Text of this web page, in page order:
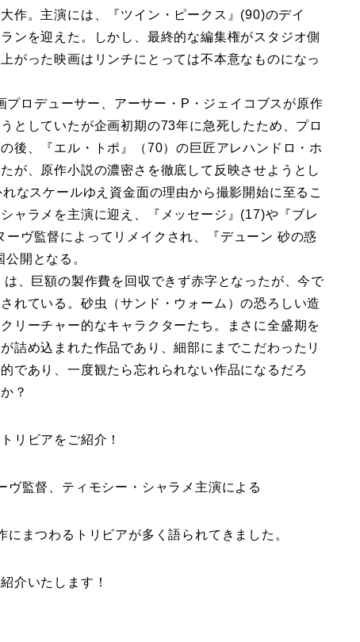
作。主演には、『ツイン・ピークス』(90)のデイ
ンを迎えた。しかし、最終的な編集権がスタジオ側
がった映画はリンチにとっては不本意なものになっ
ロデューサー、アーサー・P・ジェイコブスが原作
としていたが企画初期の73年に急死したため、プロ
後、『エル・トポ』（70）の巨匠アレハンドロ・ホ
が、原作小説の濃密さを徹底して反映させようとし
なスケールゆえ資金面の理由から撮影開始に至るこ
ャラメを主演に迎え、『メッセージ』(17)や『ブレ
ヴ監督によってリメイクされ、『デューン 砂の惑
開となる。
、巨額の製作費を回収できず赤字となったが、今で
れている。砂虫（サンド・ウォーム）の恐ろしい造
リーチャー的なキャラクターたち。まさに全盛期を
詰め込まれた作品であり、細部にまでこだわったリ
であり、一度観たら忘れられない作品になるだろ
？
リビアをご紹介！
監督、ティモシー・シャラメ主演による
まつわるトリビアが多く語られてきました。
介いたします！